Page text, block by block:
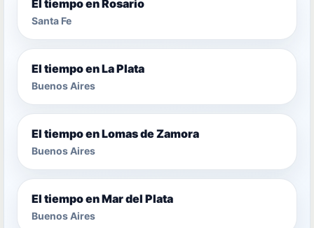
El tiempo en Rosario
Santa Fe
El tiempo en La Plata
Buenos Aires
El tiempo en Lomas de Zamora
Buenos Aires
El tiempo en Mar del Plata
Buenos Aires